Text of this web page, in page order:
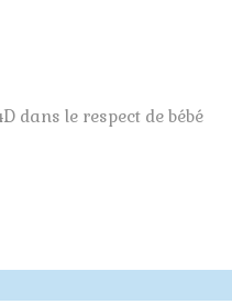
dans le respect de bébé